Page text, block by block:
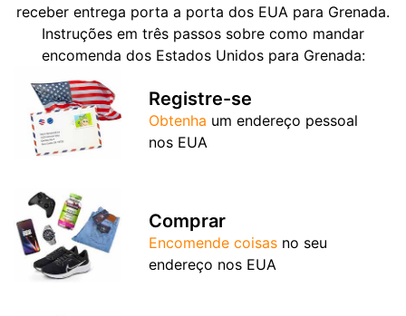
receber entrega porta a porta dos EUA para Grenada.
Instruções em três passos sobre como mandar
encomenda dos Estados Unidos para Grenada:
Registre-se
Obtenha um endereço pessoal
nos EUA
Comprar
Encomende coisas no seu
endereço nos EUA